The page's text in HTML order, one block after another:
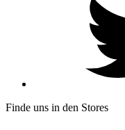
Finde uns in den Stores